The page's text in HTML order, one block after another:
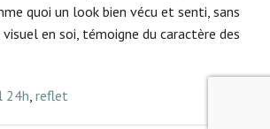
quoi un look bien vécu et senti, sans
en soi, témoigne du caractère des
24h, reflet